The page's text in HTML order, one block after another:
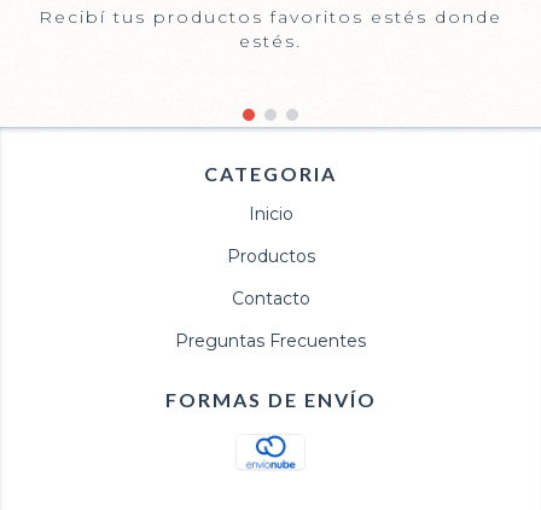
Recibí tus productos favoritos estés donde
estés.
CATEGORIA
Inicio
Productos
Contacto
Preguntas Frecuentes
FORMAS DE ENVÍO